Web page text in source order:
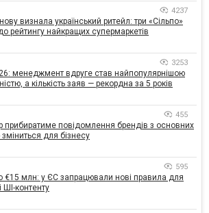
4237
визнала український ритейл: три «Сільпо»
рейтингу найкращих супермаркетів
3253
менеджмент вдруге став найпопулярнішою
а кількість заяв — рекордна за 5 років
455
прибиратиме повідомлення брендів з основних
для бізнесу
595
€15 млн: у ЄС запрацювали нові правила для
ШІ-контенту